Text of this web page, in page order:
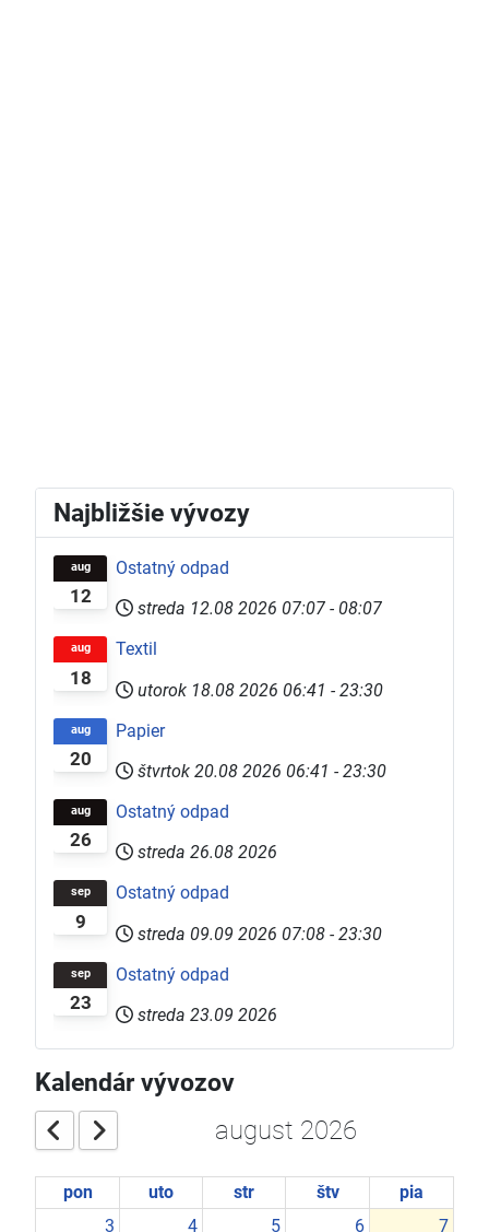
Najbližšie vývozy
12
aug
Ostatný odpad
streda 12.08 2026 07:07 - 08:07
18
aug
Textil
utorok 18.08 2026 06:41 - 23:30
20
aug
Papier
štvrtok 20.08 2026 06:41 - 23:30
26
aug
Ostatný odpad
streda 26.08 2026
9
sep
Ostatný odpad
streda 09.09 2026 07:08 - 23:30
23
sep
Ostatný odpad
streda 23.09 2026
Kalendár vývozov
august 2026
pon uto str štv
pia
3
4 5 6 7